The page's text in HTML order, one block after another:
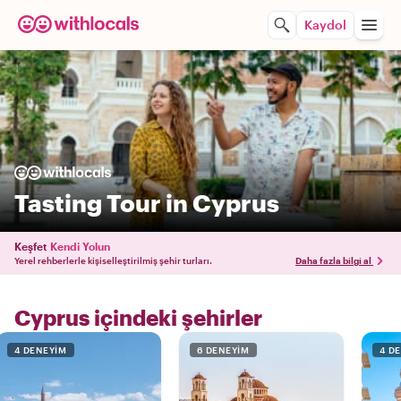
Kaydol
Tasting Tour in Cyprus
Keşfet Kendi Yolun
Yerel rehberlerle kişiselleştirilmiş şehir turları. Daha fazla bilgi al
Cyprus içindeki şehirler
4 DENEYIM 6 DENEYIM 4